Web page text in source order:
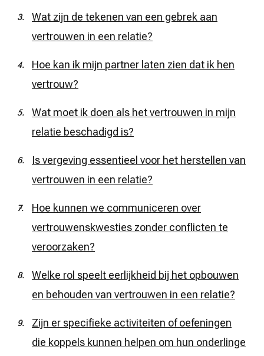
Wat zijn de tekenen van een gebrek aan
vertrouwen in een relatie?
Hoe kan ik mijn partner laten zien dat ik hen
vertrouw?
Wat moet ik doen als het vertrouwen in mijn
relatie beschadigd is?
Is vergeving essentieel voor het herstellen van
vertrouwen in een relatie?
Hoe kunnen we communiceren over
vertrouwenskwesties zonder conflicten te
veroorzaken?
Welke rol speelt eerlijkheid bij het opbouwen
en behouden van vertrouwen in een relatie?
Zijn er specifieke activiteiten of oefeningen
die koppels kunnen helpen om hun onderlinge